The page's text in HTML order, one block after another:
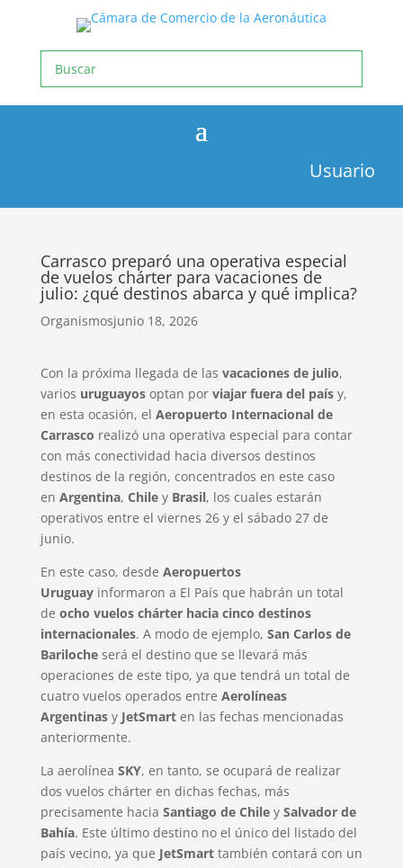
Usuario
Carrasco preparó una operativa especial
de vuelos chárter para vacaciones de
julio: ¿qué destinos abarca y qué implica?
Organismosjunio 18, 2026
Con la próxima llegada de las vacaciones de julio,
varios uruguayosoptan por viajar fuera del paísy,
en esta ocasión, el Aeropuerto Internacional de
Carrasco realizó una operativa especial para contar
con más conectividad hacia diversos destinos
destinos de la región, concentrados en este caso
en Argentina, Chiley Brasil, los cuales estarán
operativos entre el viernes 26 y el sábado 27 de
junio.
En este caso, desde Aeropuertos
Uruguayinformaron a El País que habrán un total
de ocho vuelos chárter hacia cinco destinos
internacionales. A modo de ejemplo, San Carlos de
Barilocheserá el destino que se llevará más
operaciones de este tipo, ya que tendrá un total de
cuatro vuelos operados entre Aerolíneas
Argentinasy JetSmarten las fechas mencionadas
anteriormente.
La aerolínea SKY, en tanto, se ocupará de realizar
dos vuelos chárter en dichas fechas, más
precisamente hacia Santiago de Chiley Salvador de
Bahía. Este último destino no el único del listado del
país vecino, ya que JetSmarttambién contará con un